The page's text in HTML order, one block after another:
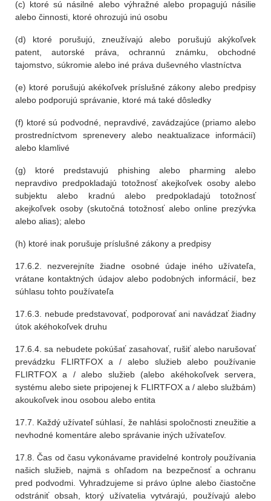
(c) ktoré sú násilné alebo výhražné alebo propagujú násilie
alebo činnosti, ktoré ohrozujú inú osobu
(d) ktoré porušujú, zneužívajú alebo porušujú akýkoľvek
patent, autorské práva, ochrannú známku, obchodné
tajomstvo, súkromie alebo iné práva duševného vlastníctva
(e) ktoré porušujú akékoľvek príslušné zákony alebo predpisy
alebo podporujú správanie, ktoré má také dôsledky
(f) ktoré sú podvodné, nepravdivé, zavádzajúce (priamo alebo
prostredníctvom sprenevery alebo neaktualizace informácií)
alebo klamlivé
(g) ktoré predstavujú phishing alebo pharming alebo
nepravdivo predpokladajú totožnosť akejkoľvek osoby alebo
subjektu alebo kradnú alebo predpokladajú totožnosť
akejkoľvek osoby (skutočná totožnosť alebo online prezývka
alebo alias); alebo
(h) ktoré inak porušuje príslušné zákony a predpisy
17.6.2. nezverejníte žiadne osobné údaje iného užívateľa,
vrátane kontaktných údajov alebo podobných informácií, bez
súhlasu tohto používateľa
17.6.3. nebude predstavovať, podporovať ani navádzať žiadny
útok akéhokoľvek druhu
17.6.4. sa nebudete pokúšať zasahovať, rušiť alebo narušovať
prevádzku FLIRTFOX a / alebo služieb alebo používanie
FLIRTFOX a / alebo služieb (alebo akéhokoľvek servera,
systému alebo siete pripojenej k FLIRTFOX a / alebo službám)
akoukoľvek inou osobou alebo entita
17.7. Každý užívateľ súhlasí, že nahlási spoločnosti zneužitie a
nevhodné komentáre alebo správanie iných užívateľov.
17.8. Čas od času vykonávame pravidelné kontroly používania
našich služieb, najmä s ohľadom na bezpečnosť a ochranu
pred podvodmi. Vyhradzujeme si právo úplne alebo čiastočne
odstrániť obsah, ktorý užívatelia vytvárajú, používajú alebo